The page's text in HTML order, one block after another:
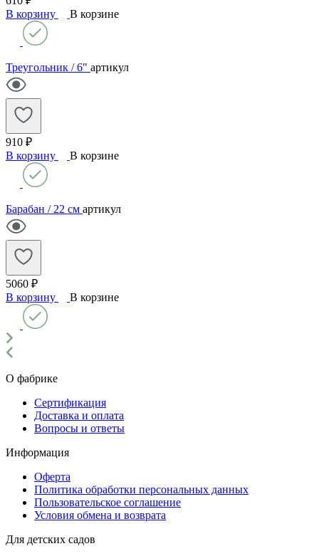
В корзину
В корзине
Треугольник / 6" артикул
910 ₽
В корзину
В корзине
Барабан / 22 см артикул
5060 ₽
В корзину
В корзине
О фабрике
Сертификация
Доставка и оплата
Вопросы и ответы
Информация
Оферта
Политика обработки персональных данных
Пользовательское соглашение
Условия обмена и возврата
Для детских садов